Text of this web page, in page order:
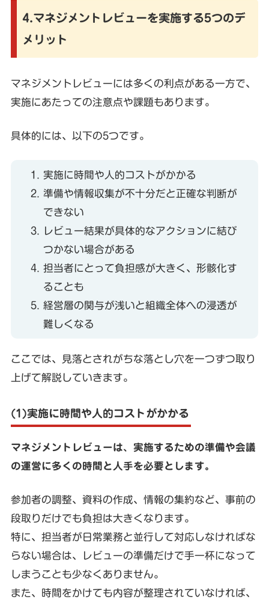
4.マネジメントレビューを実施する5つのデ
メリット
マネジメントレビューには多くの利点がある一方で、
実施にあたっての注意点や課題もあります。
具体的には、以下の5つです。
実施に時間や人的コストがかかる
準備や情報収集が不十分だと正確な判断が
できない
レビュー結果が具体的なアクションに結び
つかない場合がある
担当者にとって負担感が大きく、形骸化す
ることも
経営層の関与が浅いと組織全体への浸透が
難しくなる
ここでは、見落とされがちな落とし穴を一つずつ取り
上げて解説していきます。
(1)実施に時間や人的コストがかかる
マネジメントレビューは、実施するための準備や会議
の運営に多くの時間と人手を必要とします。
参加者の調整、資料の作成、情報の集約など、事前の
段取りだけでも負担は大きくなります。
特に、担当者が日常業務と並行して対応しなければな
らない場合は、レビューの準備だけで手一杯になって
しまうことも少なくありません。
また、時間をかけても内容が整理されていなければ、